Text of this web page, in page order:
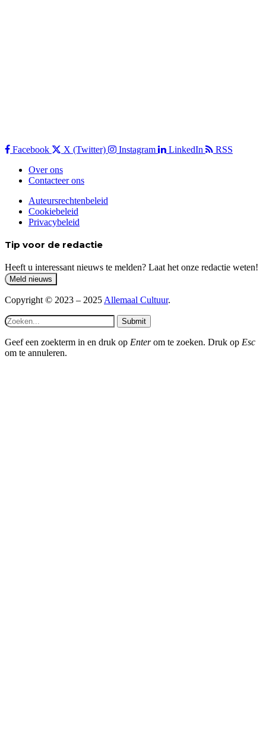
Facebook X (Twitter) Instagram LinkedIn
RSS
Over ons
Contacteer ons
Auteursrechtenbeleid
Cookiebeleid
Privacybeleid
Tip voor de redactie
Heeft u interessant nieuws te melden? Laat het onze redactie weten!
Copyright © 2023 – 2025Allemaal Cultuur.
Submit
Geef een zoekterm in en druk op Enterom te zoeken. Druk op Esc
om te annuleren.